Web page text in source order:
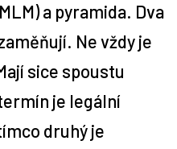
a pyramida. Dva
Ne vždy je
sice spoustu
je legální
druhý je